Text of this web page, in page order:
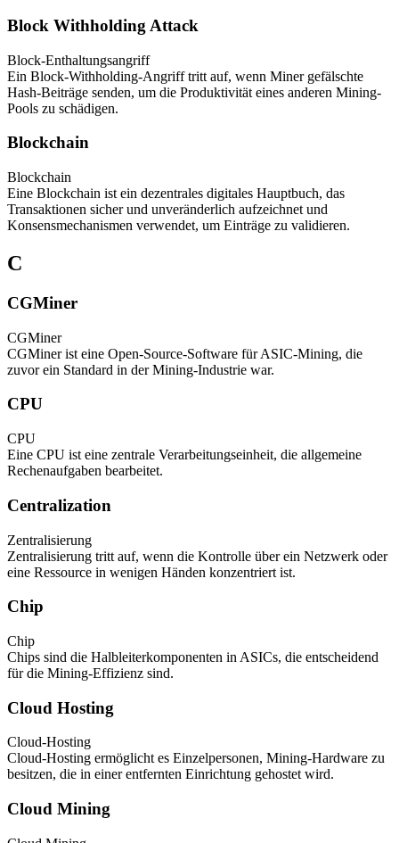
Block Withholding Attack
Block-Enthaltungsangriff
Ein Block-Withholding-Angriff tritt auf, wenn Miner gefälschte
Hash-Beiträge senden, um die Produktivität eines anderen Mining-
Pools zu schädigen.
Blockchain
Blockchain
Eine Blockchain ist ein dezentrales digitales Hauptbuch, das
Transaktionen sicher und unveränderlich aufzeichnet und
Konsensmechanismen verwendet, um Einträge zu validieren.
C
CGMiner
CGMiner
CGMiner ist eine Open-Source-Software für ASIC-Mining, die
zuvor ein Standard in der Mining-Industrie war.
CPU
CPU
Eine CPU ist eine zentrale Verarbeitungseinheit, die allgemeine
Rechenaufgaben bearbeitet.
Centralization
Zentralisierung
Zentralisierung tritt auf, wenn die Kontrolle über ein Netzwerk oder
eine Ressource in wenigen Händen konzentriert ist.
Chip
Chip
Chips sind die Halbleiterkomponenten in ASICs, die entscheidend
für die Mining-Effizienz sind.
Cloud Hosting
Cloud-Hosting
Cloud-Hosting ermöglicht es Einzelpersonen, Mining-Hardware zu
besitzen, die in einer entfernten Einrichtung gehostet wird.
Cloud Mining